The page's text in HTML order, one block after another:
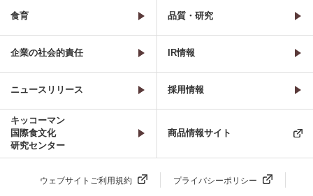
食育 品質・研究
企業の社会的責任 IR情報
ニュースリリース 採用情報
キッコーマン
国際食文化
研究センター
商品情報サイト
ウェブサイトご利用規約 プライバシーポリシー